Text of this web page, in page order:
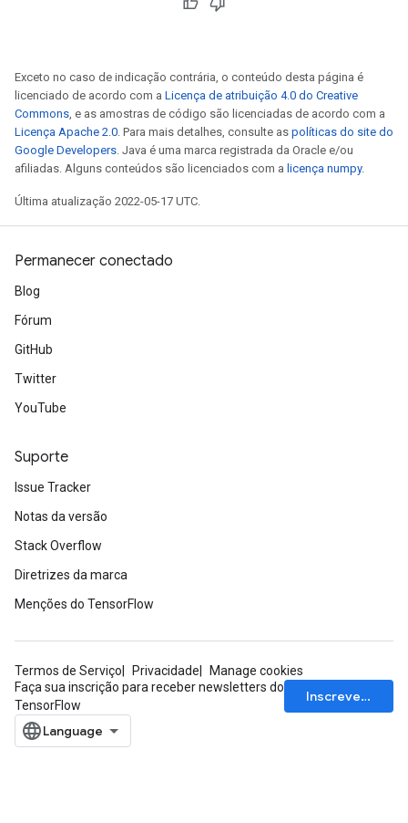
Exceto no caso de indicação contrária, o conteúdo desta página é
licenciado de acordo com a Licença de atribuição 4.0 do Creative
Commons, e as amostras de código são licenciadas de acordo com a
Licença Apache 2.0. Para mais detalhes, consulte as políticas do site do
Google Developers. Java é uma marca registrada da Oracle e/ou
afiliadas. Alguns conteúdos são licenciados com a licença numpy.
Última atualização 2022-05-17 UTC.
Permanecer conectado
Blog
Fórum
GitHub
Twitter
YouTube
Suporte
Issue Tracker
Notas da versão
Stack Overflow
Diretrizes da marca
Menções do TensorFlow
Termos de Serviço Privacidade
Manage cookies
Faça sua inscrição para receber newsletters do
TensorFlow
Inscrever-se